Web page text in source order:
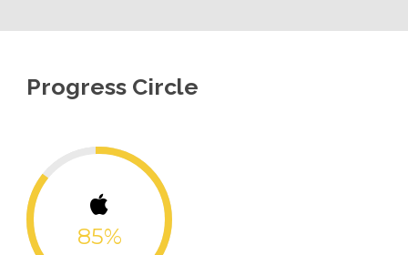
Progress Circle
85%